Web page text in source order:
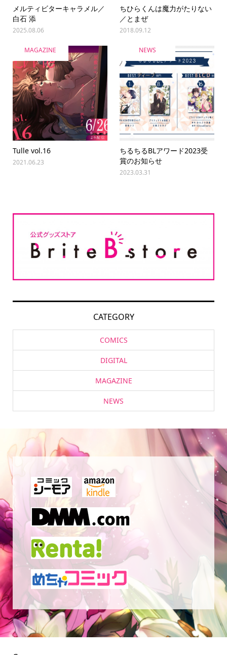
メルティビターキャラメル／
白石 添
2025.08.06
ちひらくんは魔力がたりない
／とまぜ
2018.09.12
MAGAZINE
Tulle vol.16
2021.06.23
NEWS
ちるちるBLアワード2023受
賞のお知らせ
2023.03.31
CATEGORY
COMICS
DIGITAL
MAGAZINE
NEWS